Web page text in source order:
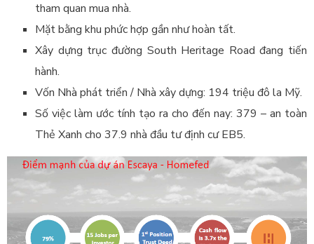
tham quan mua nhà.
Mặt bằng khu phức hợp gần như hoàn tất.
Xây dựng trục đường South Heritage Road đang tiến
hành.
Vốn Nhà phát triển / Nhà xây dựng: 194 triệu đô la Mỹ.
Số việc làm ước tính tạo ra cho đến nay: 379 – an toàn
Thẻ Xanh cho 37.9 nhà đầu tư định cư EB5.